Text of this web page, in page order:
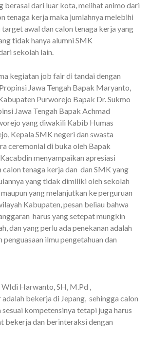
berasal dari luar kota, melihat animo dari
tenaga kerja maka jumlahnya melebihi
target awal dan calon tenaga kerja yang
tidak hanya alumni SMK
sekolah lain.
kegiatan job fair di tandai dengan
Jawa Tengah Bapak Maryanto,
Purworejo Bapak Dr. Sukmo
Jawa Tengah Bapak Achmad
yang diwakili Kabib Humas
Kepala SMK negeri dan swasta
ceremonial di buka oleh Bapak
menyampaikan apresiasi
tenaga kerja dan dan SMK yang
yang tidak dimiliki oleh sekolah
yang melanjutkan ke perguruan
Kabupaten, pesan beliau bahwa
harus yang setepat mungkin
dan yang perlu ada penekanan adalah
ilmu pengetahuan dan
Harwanto, SH, M.Pd ,
bekerja di Jepang, sehingga calon
kompetensinya tetapi juga harus
bekerja dan berinteraksi dengan